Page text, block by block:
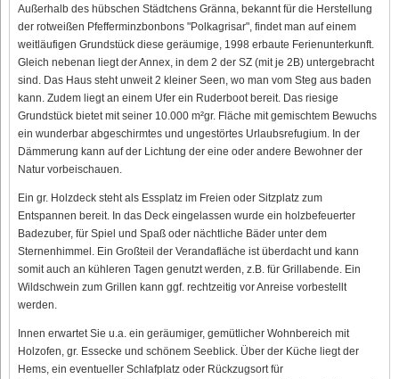
Außerhalb des hübschen Städtchens Gränna, bekannt für die Herstellung
der rotweißen Pfefferminzbonbons "Polkagrisar", findet man auf einem
weitläufigen Grundstück diese geräumige, 1998 erbaute Ferienunterkunft.
Gleich nebenan liegt der Annex, in dem 2 der SZ (mit je 2B) untergebracht
sind. Das Haus steht unweit 2 kleiner Seen, wo man vom Steg aus baden
kann. Zudem liegt an einem Ufer ein Ruderboot bereit. Das riesige
Grundstück bietet mit seiner 10.000 m²gr. Fläche mit gemischtem Bewuchs
ein wunderbar abgeschirmtes und ungestörtes Urlaubsrefugium. In der
Dämmerung kann auf der Lichtung der eine oder andere Bewohner der
Natur vorbeischauen.
Ein gr. Holzdeck steht als Essplatz im Freien oder Sitzplatz zum
Entspannen bereit. In das Deck eingelassen wurde ein holzbefeuerter
Badezuber, für Spiel und Spaß oder nächtliche Bäder unter dem
Sternenhimmel. Ein Großteil der Verandafläche ist überdacht und kann
somit auch an kühleren Tagen genutzt werden, z.B. für Grillabende. Ein
Wildschwein zum Grillen kann ggf. rechtzeitig vor Anreise vorbestellt
werden.
Innen erwartet Sie u.a. ein geräumiger, gemütlicher Wohnbereich mit
Holzofen, gr. Essecke und schönem Seeblick. Über der Küche liegt der
Hems, ein eventueller Schlafplatz oder Rückzugsort für